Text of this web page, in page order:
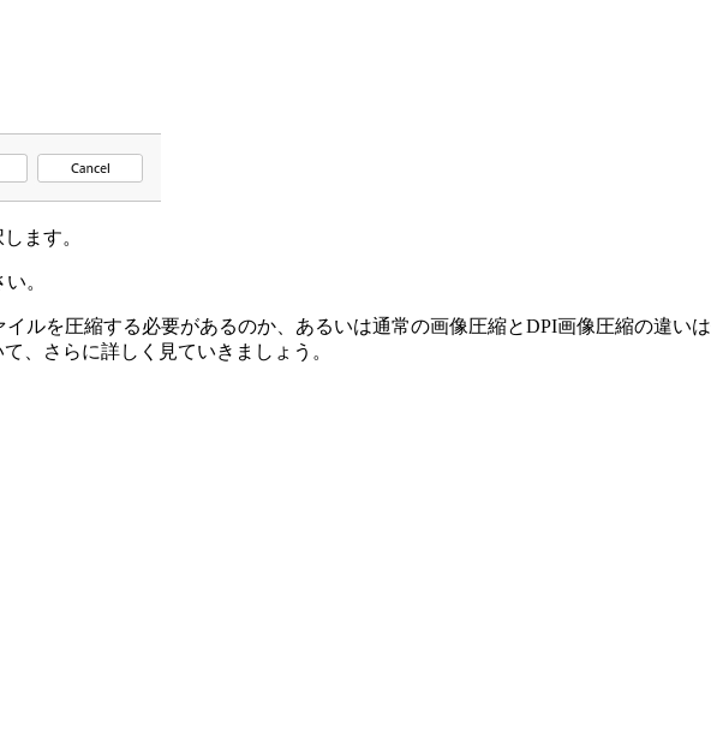
ます。
。
イルを圧縮する必要があるのか、あるいは通常の画像圧縮とDPI画像圧縮の違い
、さらに詳しく見ていきましょう。